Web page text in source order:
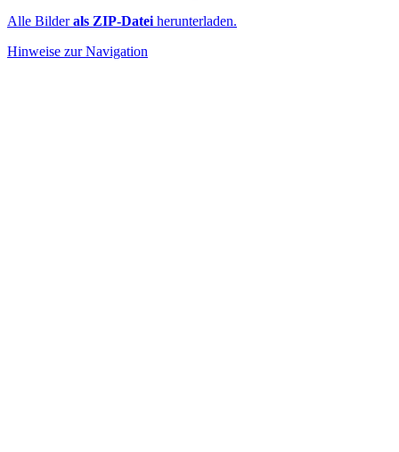
Alle Bilderals ZIP-Datei herunterladen.
Hinweise zur Navigation